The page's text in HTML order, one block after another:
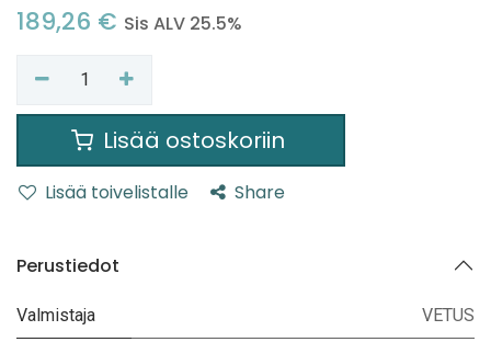
189,26 € Sis ALV 25.5%
Lisää ostoskoriin
Lisää toivelistalle Share
Perustiedot
Valmistaja VETUS